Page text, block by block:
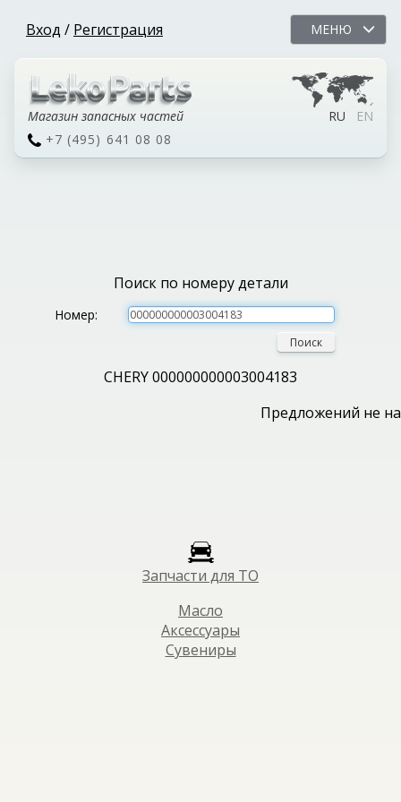
Вход / Регистрация МЕНЮ
Магазин запасных частей RU
EN
+7 (495) 641 08 08
Поиск по номеру детали
Номер:
Поиск
CHERY 000000000003004183
Предложений не
Запчасти для ТО
Масло
Аксессуары
Сувениры